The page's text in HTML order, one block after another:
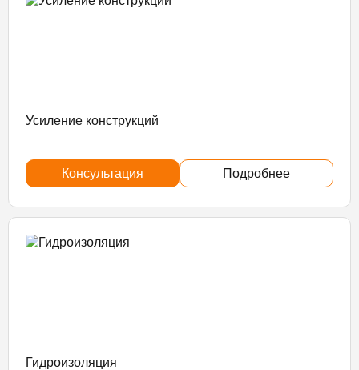
Усиление конструкций
Консультация Подробнее
Гидроизоляция